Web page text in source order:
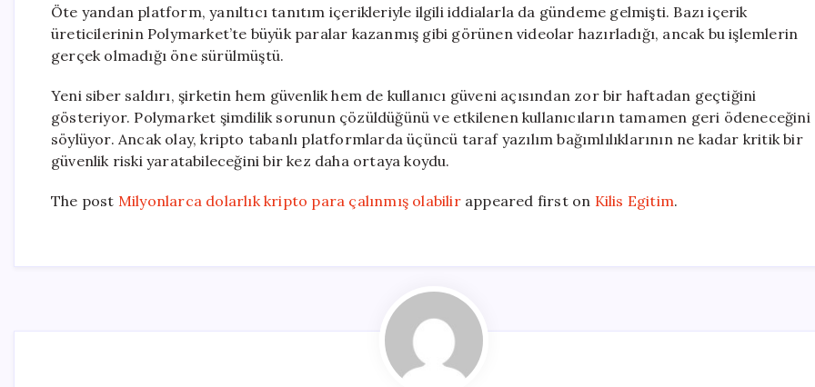
Öte yandan platform, yanıltıcı tanıtım içerikleriyle ilgili iddialarla da gündeme gelmişti. Bazı içerik
üreticilerinin Polymarket’te büyük paralar kazanmış gibi görünen videolar hazırladığı, ancak bu işlemlerin
gerçek olmadığı öne sürülmüştü.
Yeni siber saldırı, şirketin hem güvenlik hem de kullanıcı güveni açısından zor bir haftadan geçtiğini
gösteriyor. Polymarket şimdilik sorunun çözüldüğünü ve etkilenen kullanıcıların tamamen geri ödeneceğini
söylüyor. Ancak olay, kripto tabanlı platformlarda üçüncü taraf yazılım bağımlılıklarının ne kadar kritik bir
güvenlik riski yaratabileceğini bir kez daha ortaya koydu.
The post Milyonlarca dolarlık kripto para çalınmış olabilirappeared first on Kilis Egitim.